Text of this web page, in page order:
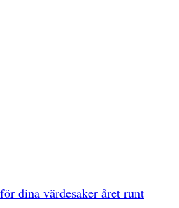
dina värdesaker året runt